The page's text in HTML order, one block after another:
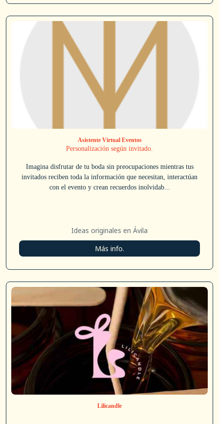
Asistente Virtual Eventos
Personalización según invitado.
Imagina disfrutar de tu boda sin preocupaciones mientras tus
invitados reciben toda la información que necesitan, interactúan
con el evento y crean recuerdos inolvidab...
Ideas originales en Ávila
Más info.
Lilicandle